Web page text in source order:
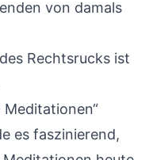
von damals
Rechtsrucks ist
Meditationen“
es faszinierend,